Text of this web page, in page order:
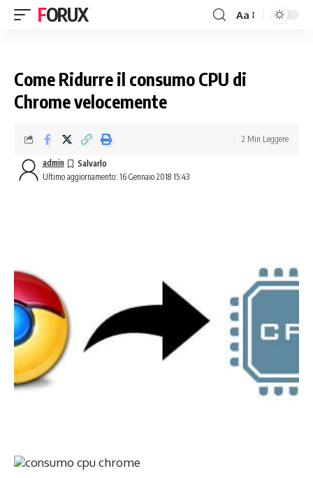
FORUX Aa
Come Ridurre il consumo CPU di
Chrome velocemente
Ultimo aggiornamento: 16 Gennaio 2018 15:43
admin
2 Min Leggere